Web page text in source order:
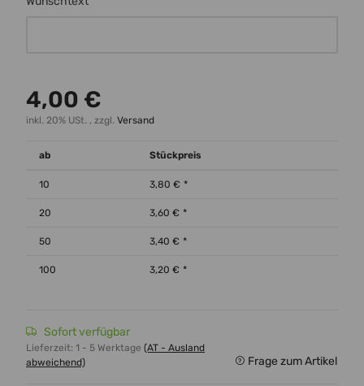
4,00 €
inkl. 20% USt. , zzgl. Versand
ab Stückpreis
10 3,80 € *
20 3,60 € *
50 3,40 € *
100 3,20 € *
Sofort verfügbar
Lieferzeit: 1 - 5 Werktage (AT - Ausland
abweichend)
Frage zum Artikel